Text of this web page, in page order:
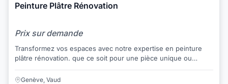
Peinture Plâtre Rénovation
Prix sur demande
Transformez vos espaces avec notre expertise en peinture
plâtre rénovation. que ce soit pour une pièce unique ou
Genève, Vaud